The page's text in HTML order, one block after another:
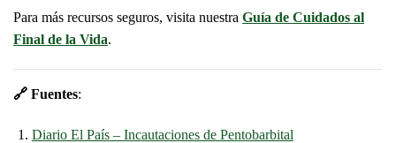
Para más recursos seguros, visita nuestra Guía de Cuidados al
Final de la Vida.
🔗 Fuentes:
Diario El País – Incautaciones de Pentobarbital